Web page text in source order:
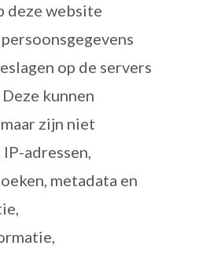
deze website
op de servers
kunnen
zijn niet
adressen,
metadata en